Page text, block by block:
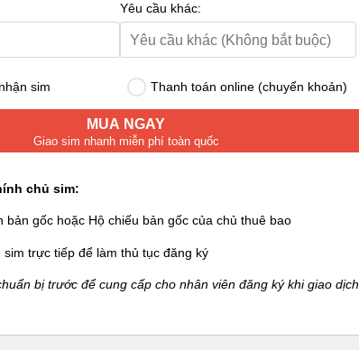
Yêu cầu khác:
sim Thanh toán online (chuyển khoản)
MUA NGAY
Giao sim nhanh miễn phí toàn quốc
chủ sim:
bản gốc hoặc Hộ chiếu bản gốc của chủ thuê bao
trực tiếp để làm thủ tục đăng ký
bị trước để cung cấp cho nhân viên đăng ký khi giao dịch